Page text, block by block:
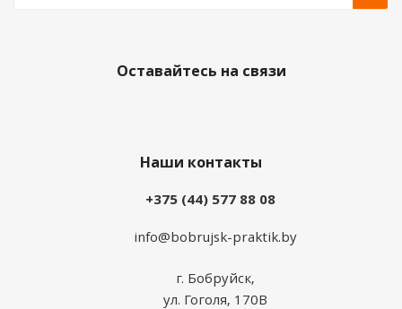
Оставайтесь на связи
Наши контакты
+375 (44) 577 88 08
info@bobrujsk-praktik.by
г. Бобруйск,
ул. Гоголя, 170В